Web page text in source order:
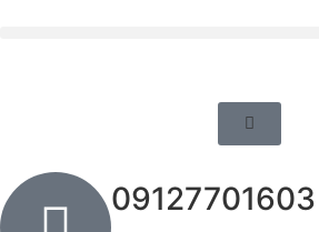
09127701603